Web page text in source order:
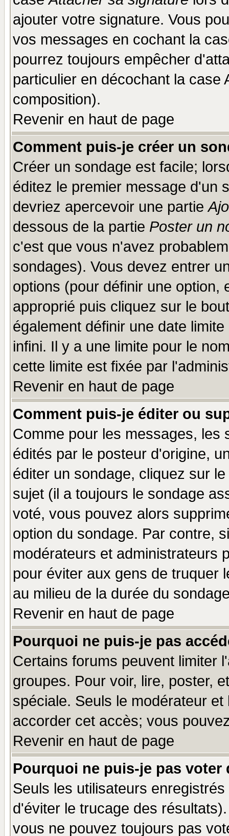
ajouter votre signature. Vous
vos messages en cochant la
pourrez toujours empêcher
particulier en décochant la
composition).
Revenir en haut de page
Comment puis-je créer un
Créer un sondage est facile;
éditez le premier message d'un
devriez apercevoir une partie
dessous de la partie Poster un
c'est que vous n'avez
sondages). Vous devez entrer
options (pour définir une option,
approprié puis cliquez sur le
également définir une date
infini. Il y a une limite pour le
cette limite est fixée par
Revenir en haut de page
Comment puis-je éditer ou
Comme pour les messages, les
édités par le posteur d'origine,
éditer un sondage, cliquez sur
sujet (il a toujours le sondage
voté, vous pouvez alors
option du sondage. Par contre,
modérateurs et administrateurs
pour éviter aux gens de truquer
au milieu de la durée du
Revenir en haut de page
Pourquoi ne puis-je pas
Certains forums peuvent limiter
groupes. Pour voir, lire, poster,
spéciale. Seuls le modérateur
accorder cet accès; vous
Revenir en haut de page
Pourquoi ne puis-je pas voter
Seuls les utilisateurs
d'éviter le trucage des
vous ne pouvez toujours pas